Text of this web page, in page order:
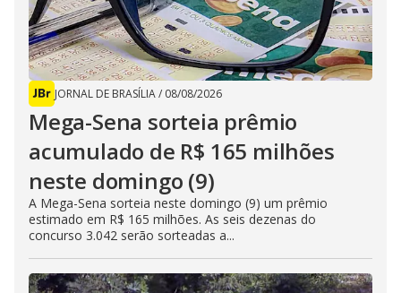
JORNAL DE BRASÍLIA/ 08/08/2026
Mega-Sena sorteia prêmio
acumulado de R$ 165 milhões
neste domingo (9)
A Mega-Sena sorteia neste domingo (9) um prêmio
estimado em R$ 165 milhões. As seis dezenas do
concurso 3.042 serão sorteadas a...